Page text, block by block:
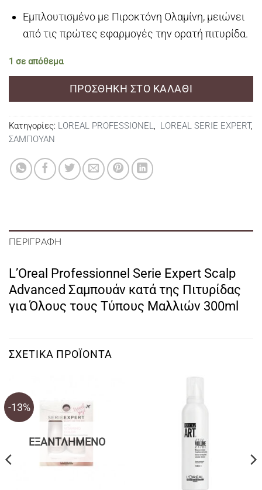
Εμπλουτισμένο με Πιροκτόνη Ολαμίνη, μειώνει
από τις πρώτες εφαρμογές την ορατή πιτυρίδα.
1 σε απόθεμα
ΠΡΟΣΘΉΚΗ ΣΤΟ ΚΑΛΆΘΙ
Κατηγορίες: LOREAL PROFESSIONEL, LOREAL SERIE EXPERT,
ΣΑΜΠΟΥΑΝ
ΠΕΡΙΓΡΑΦΉ
L’Oreal Professionnel Serie Expert Scalp
Advanced Σαμπουάν κατά της Πιτυρίδας
για Όλους τους Τύπους Μαλλιών 300ml
ΣΧΕΤΙΚΆ ΠΡΟΪΌΝΤΑ
-13%
ΕΞΑΝΤΛΗΜΈΝΟ